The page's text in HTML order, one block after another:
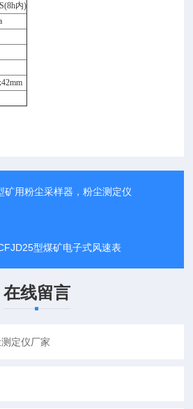
内)
矿用粉尘采样器，粉尘测定仪
型煤矿电子式风速表
在线留言